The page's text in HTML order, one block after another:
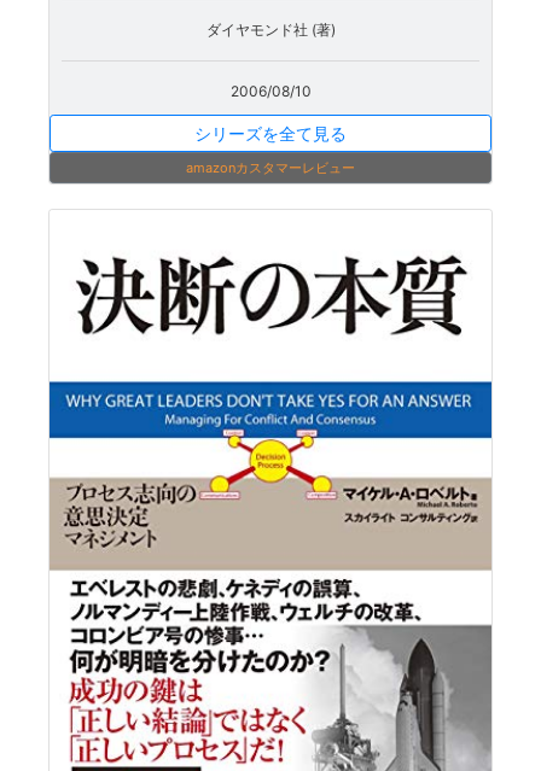
ダイヤモンド社 (著)
2006/08/10
シリーズを全て見る
amazonカスタマーレビュー